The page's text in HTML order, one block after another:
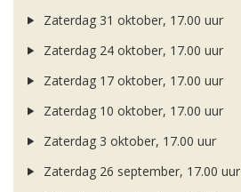
Zaterdag 31 oktober, 17.00 uur
Zaterdag 24 oktober, 17.00 uur
Zaterdag 17 oktober, 17.00 uur
Zaterdag 10 oktober, 17.00 uur
Zaterdag 3 oktober, 17.00 uur
Zaterdag 26 september, 17.00 uur